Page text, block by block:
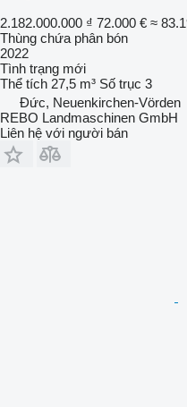
2.182.000.000 ₫ 72.000 € ≈
Thùng chứa phân bón
2022
Tình trạng mới
Thể tích 27,5 m³ Số trục 3
Đức, Neuenkirchen-Vörden
REBO Landmaschinen GmbH
Liên hệ với người bán